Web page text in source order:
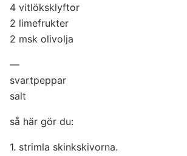
4 vitlöksklyftor
2 limefrukter
2 msk olivolja
—
svartpeppar
salt
så här gör du:
1. strimla skinkskivorna.